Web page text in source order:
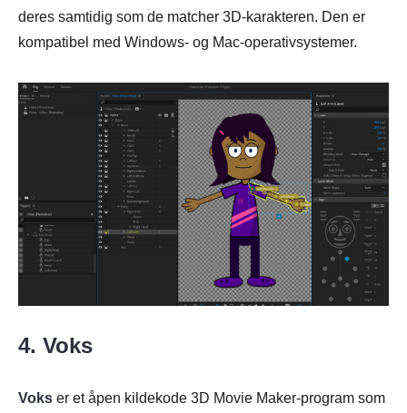
deres samtidig som de matcher 3D-karakteren. Den er
kompatibel med Windows- og Mac-operativsystemer.
4. Voks
Voks er et åpen kildekode 3D Movie Maker-program som